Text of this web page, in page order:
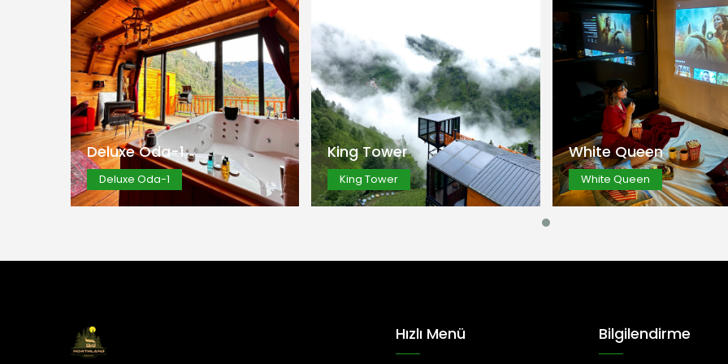
King Tower
King Tower
King Tower
King Tower
İncele
White Queen
White Queen
White Queen
White Queen
İncele
Ağaç Evi
Ağaç Evi
Ağaç Evi
Ağaç Evi
İncele
Hızlı Menü Bilgilendirme